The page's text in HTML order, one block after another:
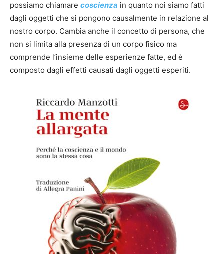
possiamo chiamare coscienza in quanto noi siamo fatti
dagli oggetti che si pongono causalmente in relazione al
nostro corpo. Cambia anche il concetto di persona, che
non si limita alla presenza di un corpo fisico ma
comprende l’insieme delle esperienze fatte, ed è
composto dagli effetti causati dagli oggetti esperiti.